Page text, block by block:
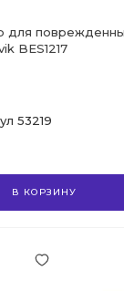
для
BES1217
53219
В КОРЗИНУ